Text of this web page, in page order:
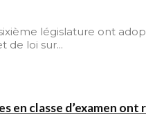
législature ont
de loi sur...
en classe d’examen ont